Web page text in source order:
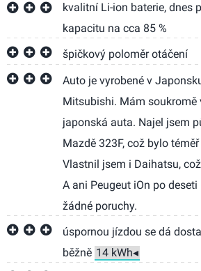
kvalitní Li-ion baterie, dnes
kapacitu na cca 85 %
špičkový poloměr otáčení
Auto je vyrobené v
Mitsubishi. Mám soukromě
japonská auta. Najel jsem
Mazdě 323F, což bylo
Vlastnil jsem i Daihatsu,
A ani Peugeut iOn po
žádné poruchy.
úspornou jízdou se dá
běžně